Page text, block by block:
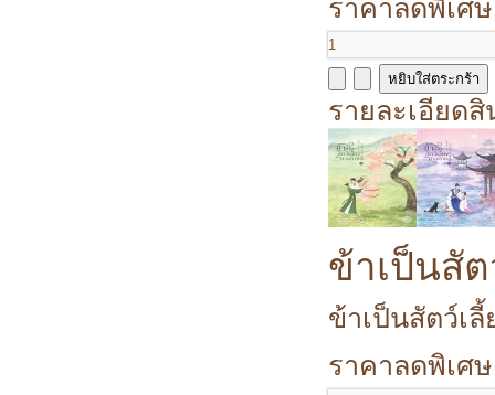
ราคาลดพิเศ
รายละเอียด
ข้าเป็นสั
ข้าเป็นสัตว์เ
ราคาลดพิเศ